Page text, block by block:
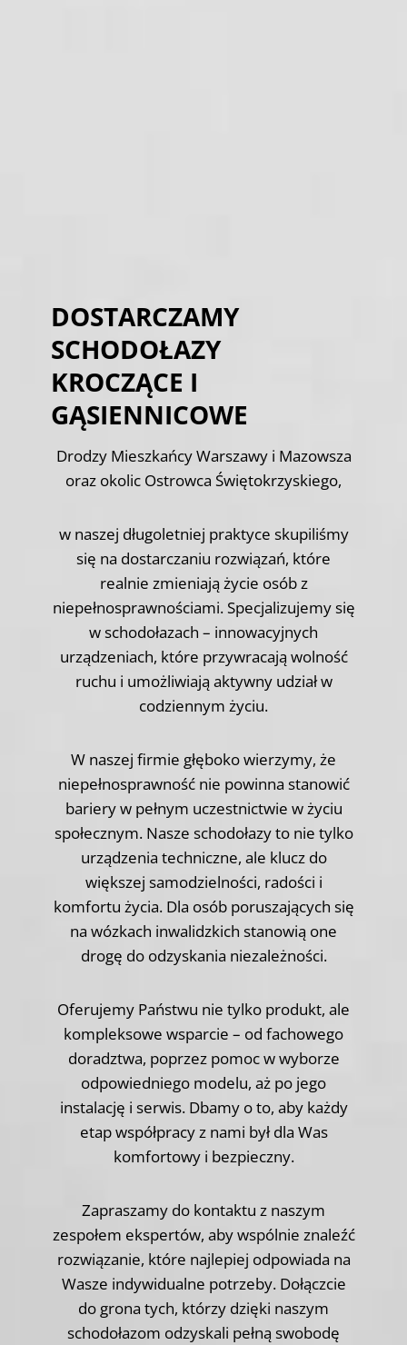
DOSTARCZAMY
SCHODOŁAZY
KROCZĄCE I
GĄSIENNICOWE
Drodzy Mieszkańcy Warszawy i Mazowsza
oraz okolic Ostrowca Świętokrzyskiego,
w naszej długoletniej praktyce skupiliśmy
się na dostarczaniu rozwiązań, które
realnie zmieniają życie osób z
niepełnosprawnościami. Specjalizujemy się
w schodołazach – innowacyjnych
urządzeniach, które przywracają wolność
ruchu i umożliwiają aktywny udział w
codziennym życiu.
W naszej firmie głęboko wierzymy, że
niepełnosprawność nie powinna stanowić
bariery w pełnym uczestnictwie w życiu
społecznym. Nasze schodołazy to nie tylko
urządzenia techniczne, ale klucz do
większej samodzielności, radości i
komfortu życia. Dla osób poruszających się
na wózkach inwalidzkich stanowią one
drogę do odzyskania niezależności.
Oferujemy Państwu nie tylko produkt, ale
kompleksowe wsparcie – od fachowego
doradztwa, poprzez pomoc w wyborze
odpowiedniego modelu, aż po jego
instalację i serwis. Dbamy o to, aby każdy
etap współpracy z nami był dla Was
komfortowy i bezpieczny.
Zapraszamy do kontaktu z naszym
zespołem ekspertów, aby wspólnie znaleźć
rozwiązanie, które najlepiej odpowiada na
Wasze indywidualne potrzeby. Dołączcie
do grona tych, którzy dzięki naszym
schodołazom odzyskali pełną swobodę